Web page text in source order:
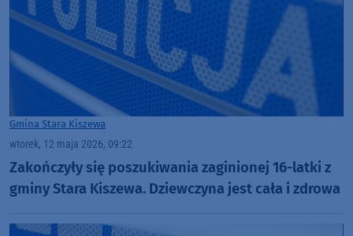
Gmina Stara Kiszewa
wtorek, 12 maja 2026, 09:22
Zakończyły się poszukiwania zaginionej 16-latki z
gminy Stara Kiszewa. Dziewczyna jest cała i zdrowa